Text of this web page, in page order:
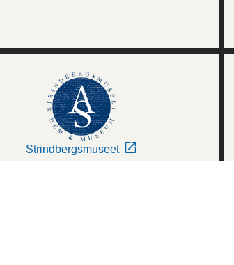
Strindbergsmuseet